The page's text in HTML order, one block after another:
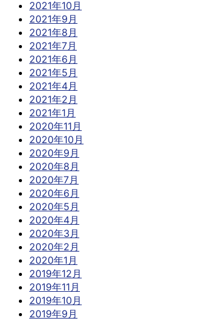
2021年10月
2021年9月
2021年8月
2021年7月
2021年6月
2021年5月
2021年4月
2021年2月
2021年1月
2020年11月
2020年10月
2020年9月
2020年8月
2020年7月
2020年6月
2020年5月
2020年4月
2020年3月
2020年2月
2020年1月
2019年12月
2019年11月
2019年10月
2019年9月